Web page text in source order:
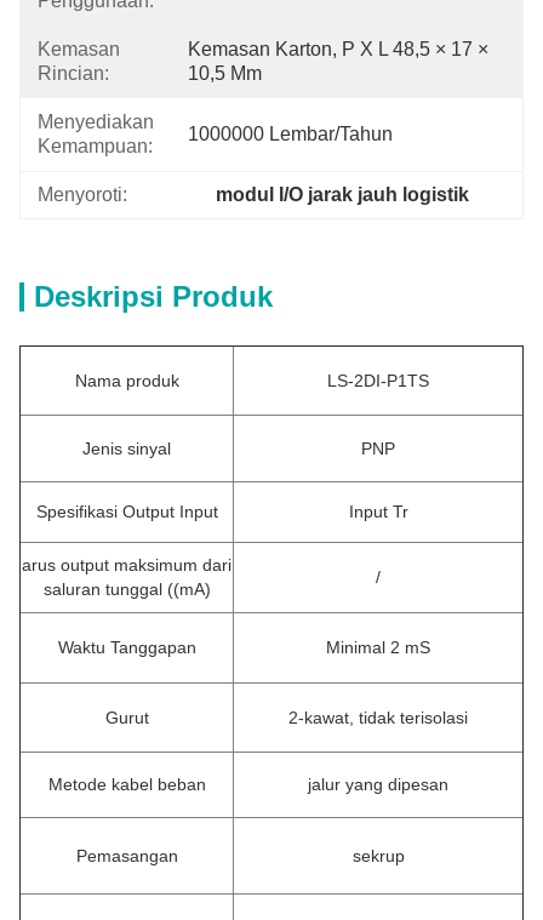
Kemasan
Rincian:
Kemasan Karton, P X L 48,5 × 17 ×
10,5 Mm
Menyediakan
Kemampuan:
1000000 Lembar/Tahun
Menyoroti: modul I/O jarak jauh logistik
Deskripsi Produk
Nama produk LS-2DI-P1TS
Jenis sinyal PNP
Spesifikasi Output Input Input Tr
arus output maksimum dari
saluran tunggal ((mA)
/
Waktu Tanggapan Minimal 2 mS
Gurut 2-kawat, tidak terisolasi
Metode kabel beban jalur yang dipesan
Pemasangan sekrup